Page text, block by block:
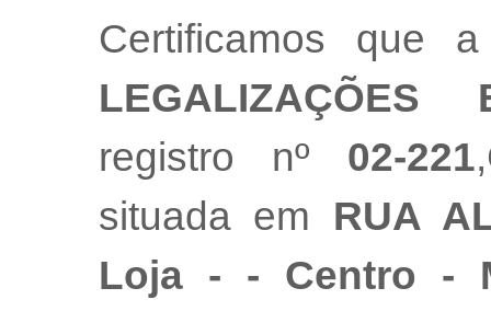
Certificamos que
registro nº 02-221
situada em RUA
Loja - - Centro -